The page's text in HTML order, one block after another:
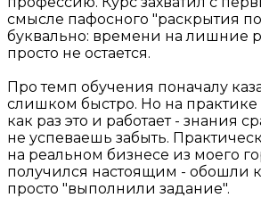
смысле пафосного "раскрытия
буквально: времени на лишние
просто не остается.
Про темп обучения поначалу
слишком быстро. Но на практике
как раз это и работает - знания
не успеваешь забыть.
на реальном бизнесе из моего
получился настоящим - обошли
просто "выполнили задание".